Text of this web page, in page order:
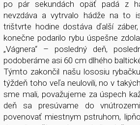
po pár sekundách opäť padá z
nevzdáva a vytrvalo hádže na to
trištvrte hodine dostáva ďalší
konečne podarilo rybu úspešne
„Vágnera“ – posledný deň,
podoberáme asi 60 cm dlhého
Týmto zakončil našu lososiu
týždeň toho veľa neulovili, no v
sme mali, považujeme za úspech
deň sa presúvame do
povenovať miestnym pstruhom,